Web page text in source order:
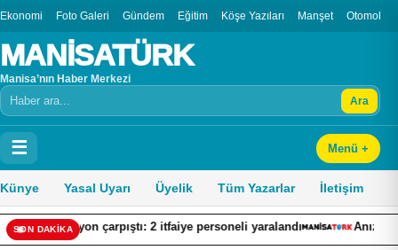
Ekonomi Foto Galeri Gündem Eğitim Köşe Yazıları Manşet Otomobil
MANİSATÜRK
Manisa’nın Haber Merkezi
Arama Ara
☰ Menü +
Künye Yasal Uyarı Üyelik Tüm Yazarlar İletişim
SON DAKİKA
çarpıştı: 2 itfaiye personeli yaralandı Anız yangını